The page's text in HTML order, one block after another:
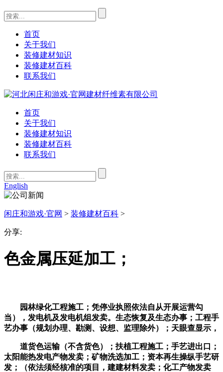
首页
关于我们
装修建材知识
装修建材百科
联系我们
首页
关于我们
装修建材知识
装修建材百科
联系我们
English
闲庄和游戏·官网 > 装修建材百科 >
分享:
色金属压延加工；
园林绿化工程施工；凭停业执照依法自从开展运营勾
当），发电机及发电机组发卖。生态恢复及生态办事；工程手
艺办事（规划办理、勘测、设想、监理除外）；天眼查显示，
道货色运输（不含货色）；扶植工程施工；手艺进出口；
太阳能热发电产物发卖；矿物洗选加工；资本再生操纵手艺研
发；（依法须经核准的项目，建建材料发卖；化工产物发卖